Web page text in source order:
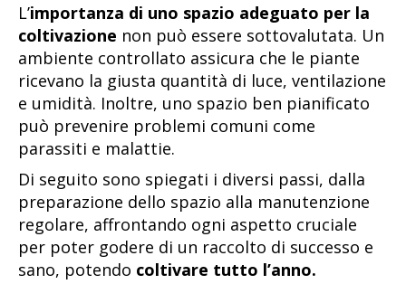
L’importanza di uno spazio adeguato per la
coltivazione non può essere sottovalutata. Un
ambiente controllato assicura che le piante
ricevano la giusta quantità di luce, ventilazione
e umidità. Inoltre, uno spazio ben pianificato
può prevenire problemi comuni come
parassiti e malattie.
Di seguito sono spiegati i diversi passi, dalla
preparazione dello spazio alla manutenzione
regolare, affrontando ogni aspetto cruciale
per poter godere di un raccolto di successo e
sano, potendo coltivare tutto l’anno.